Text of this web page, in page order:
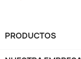
PRODUCTOS